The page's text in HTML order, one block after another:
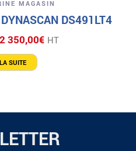
MAGASIN
DS491LT4
Le
initial
2 350,00€Le
HT
SUITE